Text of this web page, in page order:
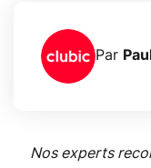
Par
Nos experts